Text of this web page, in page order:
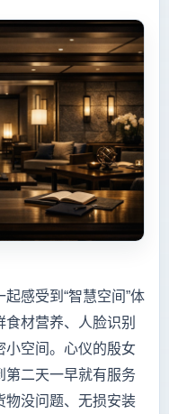
感受到“智慧空间”体
材营养、人脸识别
小空间。心仪的殷女
第二天一早就有服务
物没问题、无损安装